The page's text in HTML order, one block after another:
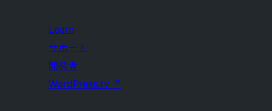
Learn
サポート
開発者
WordPress.tv ↗